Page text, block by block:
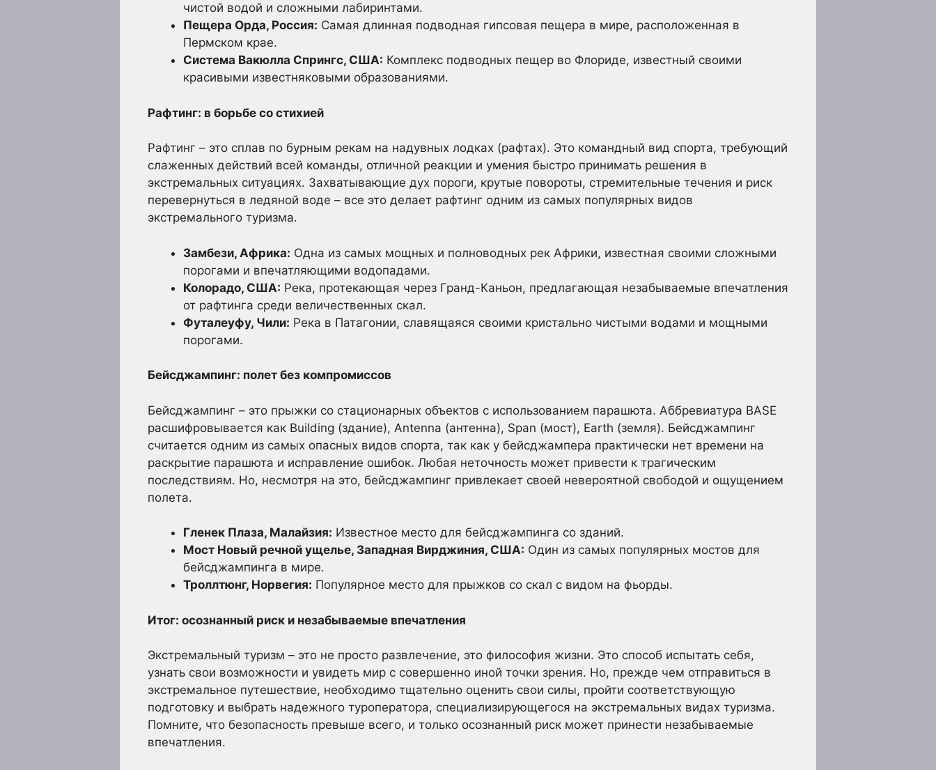
чистой водой и сложными лабиринтами.
Пещера Орда, Россия: Самая длинная подводная гипсовая пещера в мире, расположенная в
Пермском крае.
Система Вакюлла Спрингс, США: Комплекс подводных пещер во Флориде, известный своими
красивыми известняковыми образованиями.
Рафтинг: в борьбе со стихией
Рафтинг – это сплав по бурным рекам на надувных лодках (рафтах). Это командный вид спорта, требующий
слаженных действий всей команды, отличной реакции и умения быстро принимать решения в
экстремальных ситуациях. Захватывающие дух пороги, крутые повороты, стремительные течения и риск
перевернуться в ледяной воде – все это делает рафтинг одним из самых популярных видов
экстремального туризма.
Замбези, Африка: Одна из самых мощных и полноводных рек Африки, известная своими сложными
порогами и впечатляющими водопадами.
Колорадо, США: Река, протекающая через Гранд-Каньон, предлагающая незабываемые впечатления
от рафтинга среди величественных скал.
Футалеуфу, Чили: Река в Патагонии, славящаяся своими кристально чистыми водами и мощными
порогами.
Бейсджампинг: полет без компромиссов
Бейсджампинг – это прыжки со стационарных объектов с использованием парашюта. Аббревиатура BASE
расшифровывается как Building (здание), Antenna (антенна), Span (мост), Earth (земля). Бейсджампинг
считается одним из самых опасных видов спорта, так как у бейсджампера практически нет времени на
раскрытие парашюта и исправление ошибок. Любая неточность может привести к трагическим
последствиям. Но, несмотря на это, бейсджампинг привлекает своей невероятной свободой и ощущением
полета.
Гленек Плаза, Малайзия: Известное место для бейсджампинга со зданий.
Мост Новый речной ущелье, Западная Вирджиния, США: Один из самых популярных мостов для
бейсджампинга в мире.
Троллтюнг, Норвегия: Популярное место для прыжков со скал с видом на фьорды.
Итог: осознанный риск и незабываемые впечатления
Экстремальный туризм – это не просто развлечение, это философия жизни. Это способ испытать себя,
узнать свои возможности и увидеть мир с совершенно иной точки зрения. Но, прежде чем отправиться в
экстремальное путешествие, необходимо тщательно оценить свои силы, пройти соответствующую
подготовку и выбрать надежного туроператора, специализирующегося на экстремальных видах туризма.
Помните, что безопасность превыше всего, и только осознанный риск может принести незабываемые
впечатления.